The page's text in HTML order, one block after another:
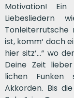
Motivation!
Liebesliedern
Tonleiterrutsche
ist, komm‘ doch
hier sitz’…“ wo
Deine Zeit
lichen Funken
Akkorden. Bis